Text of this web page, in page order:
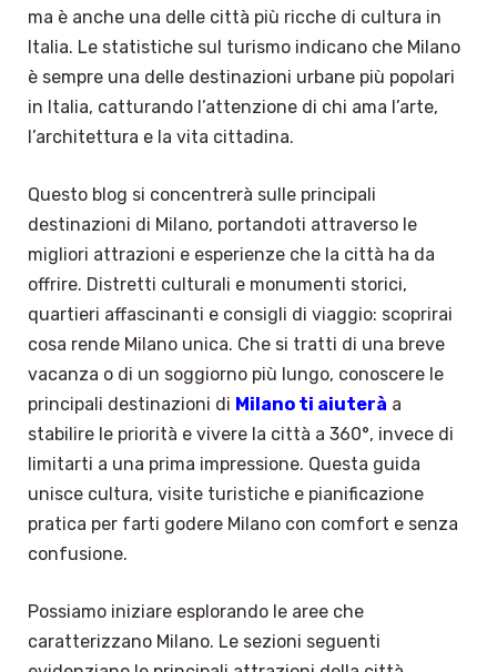
ma è anche una delle città più ricche di cultura in
Italia. Le statistiche sul turismo indicano che Milano
è sempre una delle destinazioni urbane più popolari
in Italia, catturando l’attenzione di chi ama l’arte,
l’architettura e la vita cittadina.
Questo blog si concentrerà sulle principali
destinazioni di Milano, portandoti attraverso le
migliori attrazioni e esperienze che la città ha da
offrire. Distretti culturali e monumenti storici,
quartieri affascinanti e consigli di viaggio: scoprirai
cosa rende Milano unica. Che si tratti di una breve
vacanza o di un soggiorno più lungo, conoscere le
principali destinazioni di Milano ti aiuterà a
stabilire le priorità e vivere la città a 360°, invece di
limitarti a una prima impressione. Questa guida
unisce cultura, visite turistiche e pianificazione
pratica per farti godere Milano con comfort e senza
confusione.
Possiamo iniziare esplorando le aree che
caratterizzano Milano. Le sezioni seguenti